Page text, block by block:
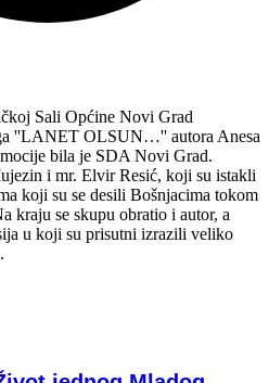
Sali Općine Novi Grad
''LANET OLSUN…'' autora Anesa
bila je SDA Novi Grad.
i mr. Elvir Resić, koji su istakli
koji su se desili Bošnjacima tokom
kraju se skupu obratio i autor, a
u koji su prisutni izrazili veliko